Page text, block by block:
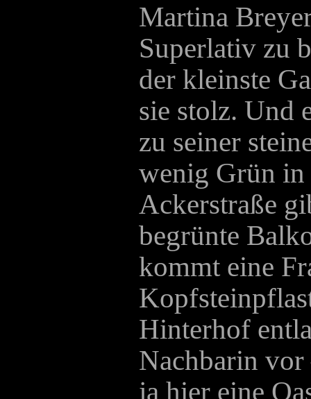
Martina
Superlativ zu
der kleinste
sie stolz. Und
zu seiner
wenig Grün
Ackerstraße
begrünte
kommt eine
Hinterhof
Nachbarin vor
ja hier eine